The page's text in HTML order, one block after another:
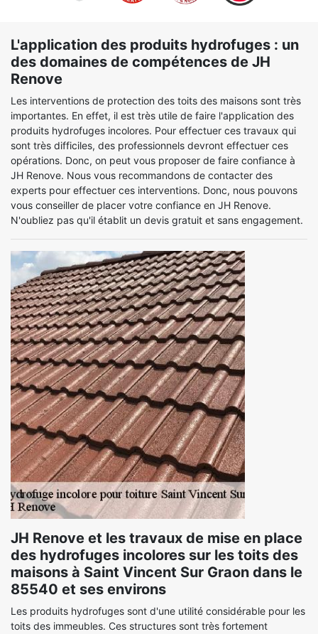
L'application des produits hydrofuges : un
des domaines de compétences de JH
Renove
Les interventions de protection des toits des maisons sont très
importantes. En effet, il est très utile de faire l'application des
produits hydrofuges incolores. Pour effectuer ces travaux qui
sont très difficiles, des professionnels devront effectuer ces
opérations. Donc, on peut vous proposer de faire confiance à
JH Renove. Nous vous recommandons de contacter des
experts pour effectuer ces interventions. Donc, nous pouvons
vous conseiller de placer votre confiance en JH Renove.
N'oubliez pas qu'il établit un devis gratuit et sans engagement.
JH Renove et les travaux de mise en place
des hydrofuges incolores sur les toits des
maisons à Saint Vincent Sur Graon dans le
85540 et ses environs
Les produits hydrofuges sont d'une utilité considérable pour les
toits des immeubles. Ces structures sont très fortement